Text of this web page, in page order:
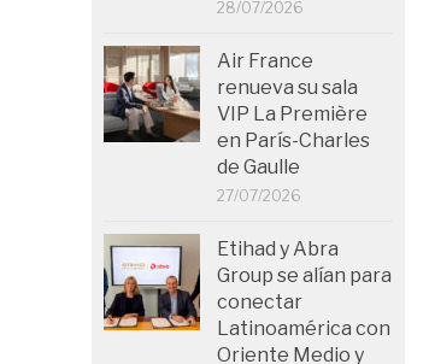
28/07/2026
Air France
renueva su sala
VIP La Première
en París-Charles
de Gaulle
27/07/2026
Etihad y Abra
Group se alían para
conectar
Latinoamérica con
Oriente Medio y